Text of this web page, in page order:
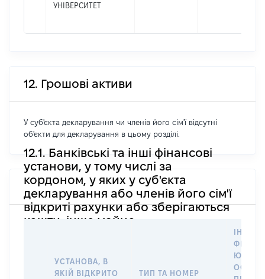
УНІВЕРСИТЕТ
12. Грошові активи
У суб'єкта декларування чи членів його сім'ї відсутні
об'єкти для декларування в цьому розділі.
12.1. Банківські та інші фінансові
установи, у тому числі за
кордоном, у яких у суб'єкта
декларування або членів його сім'ї
відкриті рахунки або зберігаються
кошти, інше майно
УСТАНОВА, В
ЯКІЙ ВІДКРИТО
ТИП ТА НОМЕР